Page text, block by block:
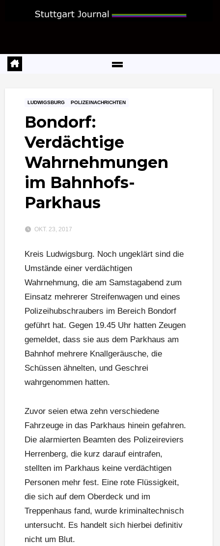
LUDWIGSBURG POLIZEINACHRICHTEN
Bondorf:
Verdächtige
Wahrnehmungen
im Bahnhofs-
Parkhaus
OKT. 23, 2017
Kreis Ludwigsburg. Noch ungeklärt sind die
Umstände einer verdächtigen
Wahrnehmung, die am Samstagabend zum
Einsatz mehrerer Streifenwagen und eines
Polizeihubschraubers im Bereich Bondorf
geführt hat. Gegen 19.45 Uhr hatten Zeugen
gemeldet, dass sie aus dem Parkhaus am
Bahnhof mehrere Knallgeräusche, die
Schüssen ähnelten, und Geschrei
wahrgenommen hatten.
Zuvor seien etwa zehn verschiedene
Fahrzeuge in das Parkhaus hinein gefahren.
Die alarmierten Beamten des Polizeireviers
Herrenberg, die kurz darauf eintrafen,
stellten im Parkhaus keine verdächtigen
Personen mehr fest. Eine rote Flüssigkeit,
die sich auf dem Oberdeck und im
Treppenhaus fand, wurde kriminaltechnisch
untersucht. Es handelt sich hierbei definitiv
nicht um Blut.